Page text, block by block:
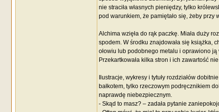
nie straciła własnych pieniędzy, tylko
pod warunkiem, że pamiętało się, żeby przy
Alchima wzięła do rąk paczkę. Miała duży
spodem. W środku znajdowała się książka,
ołowiu lub podobnego metalu i oprawiono
Przekartkowała kilka stron i ich zawartość
Ilustracje, wykresy i tytuły rozdziałów
bałkotem, tylko rzeczowym podręcznikiem
naprawdę niebezpiecznym.
- Skąd to masz? – zadała pytanie